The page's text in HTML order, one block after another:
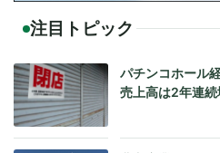
注目トピック
パチンコホール
売上高は2年連続